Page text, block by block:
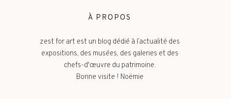
À PROPOS
zest for art est un blog dédié à l’actualité des
expositions, des musées, des galeries et des
chefs-d'œuvre du patrimoine.
Bonne visite ! Noëmie